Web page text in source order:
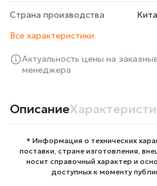
Страна производства
Все характеристики
Актуальность цены на
менеджера
Описание
* Информация о технических
поставки, стране изготовления,
носит справочный характер и
доступных к моменту